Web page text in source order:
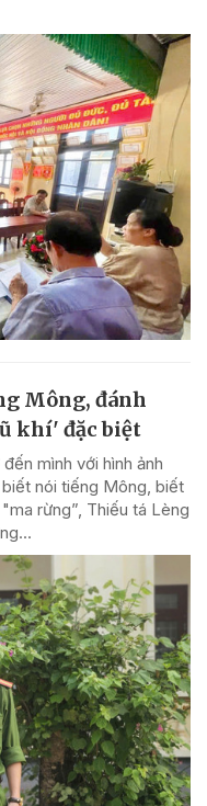
Mông, đánh
khí' đặc biệt
mình với hình ảnh
nói tiếng Mông, biết
rừng”, Thiếu tá Lèng